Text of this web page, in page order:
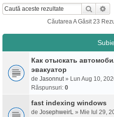
Căutare
Căutarea A Găsit 23
Как отыскать
эвакуатор
de Jasonnut» Lun Aug 10,
Răspunsuri: 0
fast indexing windows
de JosephweirL » Mie Iul 29,